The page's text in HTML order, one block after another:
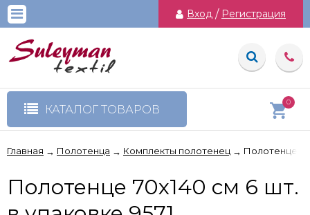
Вход / Регистрация
КАТАЛОГ ТОВАРОВ
0
Главная → Полотенца → Комплекты полотенец → Полотенце
Полотенце 70х140 см 6 шт.